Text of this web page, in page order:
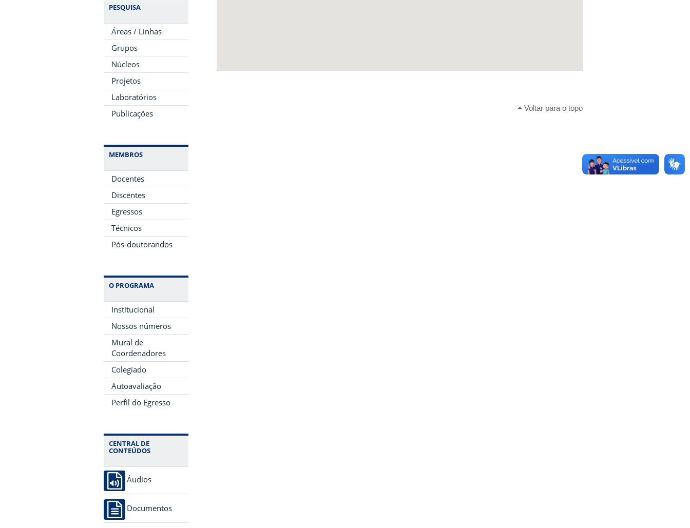
PESQUISA
Áreas / Linhas
Grupos
Núcleos
Projetos
Laboratórios
Publicações
MEMBROS
Docentes
Discentes
Egressos
Técnicos
Pós-doutorandos
O PROGRAMA
Institucional
Nossos números
Mural de
Coordenadores
Colegiado
Autoavaliação
Perfil do Egresso
CENTRAL DE
CONTEÚDOS
Áudios
Documentos
Voltar para o topo